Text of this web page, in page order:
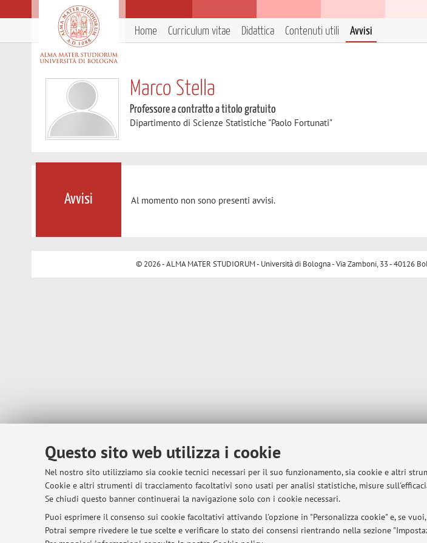
Questo sito web utilizza i cookie
Nel nostro sito utilizziamo sia cookie tecnici necessari per il suo funzionamento, sia cookie e altri
Cookie e altri strumenti di tracciamento facoltativi sono usati per analisi statistiche, misure
Se chiudi questo banner continuerai la navigazione solo con i cookie necessari.
Puoi esprimere il consenso sui cookie facoltativi attivando l'opzione in "Personalizza cookie" e, se
Potrai sempre rivedere le tue scelte e verificare lo stato dei consensi rientrando nella sezione
Home Curriculum vitae Didattica Contenuti utili Avvisi
Marco Stella
Professore a contratto a titolo gratuito
Dipartimento di Scienze Statistiche "Paolo Fortunati"
Avvisi Al momento non sono presenti avvisi.
© 2026 - ALMA MATER STUDIORUM - Università di Bologna - Via Zamboni, 33 - 40126